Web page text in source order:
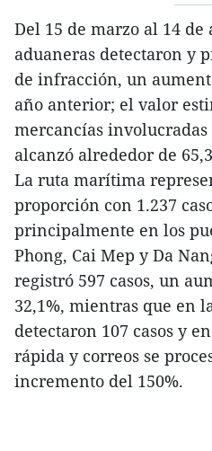
Del 15 de marzo al 14
aduaneras detectaron y
de infracción, un
año anterior; el valor
mercancías
alcanzó alrededor de
La ruta marítima
proporción con 1.237
principalmente en los
Phong, Cai Mep y Da
registró 597 casos, un
32,1%, mientras que en
detectaron 107 casos y
rápida y correos se
incremento del 150%.